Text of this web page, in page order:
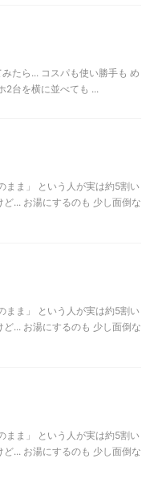
たら... コスパも使い勝手も め
台を横に並べても ...
まま」 という人が実は約5割い
... お湯にするのも 少し面倒な
まま」 という人が実は約5割い
... お湯にするのも 少し面倒な
まま」 という人が実は約5割い
... お湯にするのも 少し面倒な